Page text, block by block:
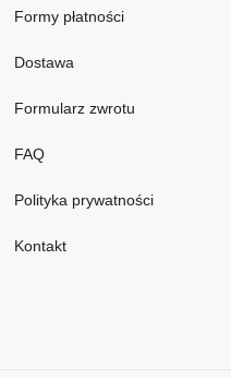
Formy płatności
Dostawa
Formularz zwrotu
FAQ
Polityka prywatności
Kontakt